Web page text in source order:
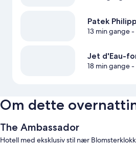
Patek
13 min gange-
Jet d'Eau-
18 min gange-
Om dette
The Ambassador
Hotell med eksklusiv stil nær